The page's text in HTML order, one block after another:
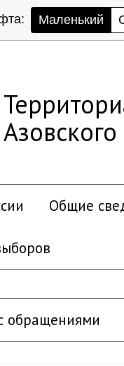
Маленький
Общие
обращениями